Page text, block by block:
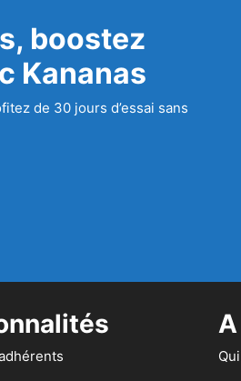
boostez
Kananas
de 30 jours d’essai sans